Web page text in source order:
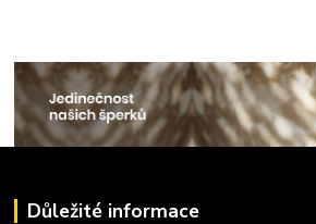
Důležité informace